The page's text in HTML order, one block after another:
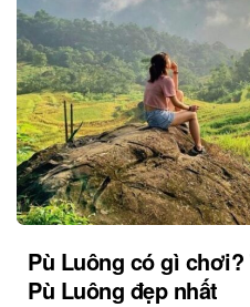
Pù Luông có gì
Pù Luông đẹp nhất